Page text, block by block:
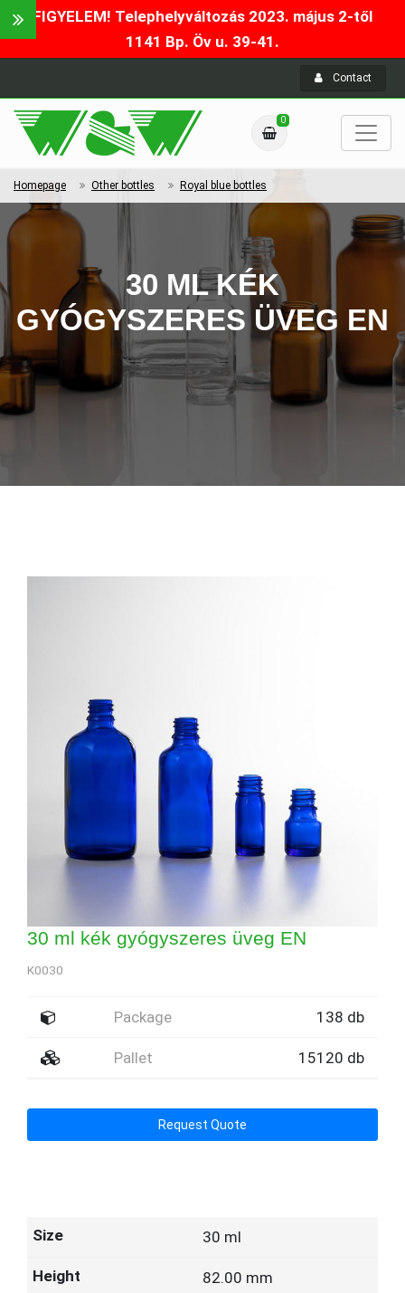
FIGYELEM! Telephelyváltozás 2023. május 2-től
1141 Bp. Öv u. 39-41.
Contact
0
Homepage Other bottles Royal blue bottles
30 ML KÉK
GYÓGYSZERES ÜVEG EN
30 ml kék gyógyszeres üveg EN
K0030
Package 138 db
Pallet 15120 db
Request Quote
30 ml
82.00 mm